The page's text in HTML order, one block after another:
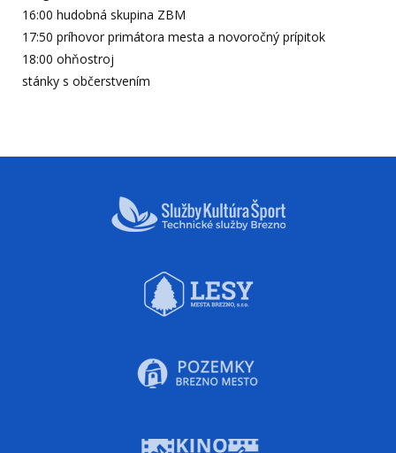
16:00 hudobná skupina ZBM
17:50 príhovor primátora mesta a novoročný prípitok
18:00 ohňostroj
stánky s občerstvením